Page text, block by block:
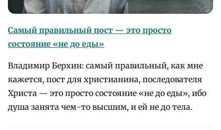
Самый правильный пост — это просто
состояние «не до еды»
Владимир Берхин: самый правильный, как мне
кажется, пост для христианина, последователя
Христа — это просто состояние «не до еды», ибо
душа занята чем-то высшим, и ей не до тела.